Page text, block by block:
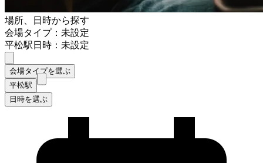
場所、日時から探す
会場タイプ：未設定
平松駅日時：未設定
会場タイプを選ぶ
平松駅
日時を選ぶ